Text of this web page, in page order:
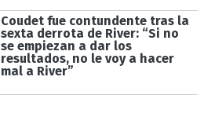
Coudet fue contundente tras la
sexta derrota de River: “Si no
se empiezan a dar los
resultados, no le voy a hacer
mal a River”